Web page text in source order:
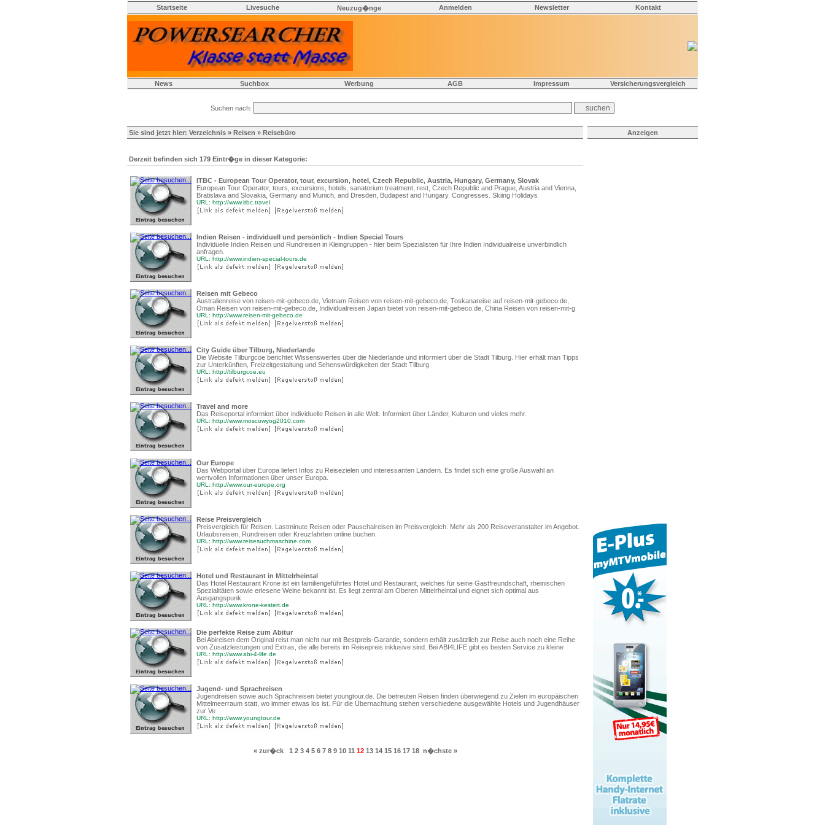
Startseite Livesuche Neuzug�nge Anmelden Newsletter Kontakt
News Suchbox Werbung AGB Impressum Versicherungsvergleich
Suchen nach:
Sie sind jetzt hier: Verzeichnis » Reisen » Reisebüro
Derzeit befinden sich 179 Eintr�ge in dieser Kategorie:
ITBC - European Tour Operator, tour, excursion, hotel, Czech Republic, Austria, Hungary, Germany, Slovak
European Tour Operator, tours, excursions, hotels, sanatorium treatment, rest, Czech Republic and Prague, Austria and Vienna,
Bratislava and Slovakia, Germany and Munich, and Dresden, Budapest and Hungary. Congresses. Skiing Holidays
URL: http://www.itbc.travel
Indien Reisen - individuell und persönlich - Indien Special Tours
Individuelle Indien Reisen und Rundreisen in Kleingruppen - hier beim Spezialisten für Ihre Indien Individualreise unverbindlich
anfragen.
URL: http://www.indien-special-tours.de
Reisen mit Gebeco
Australienreise von reisen-mit-gebeco.de, Vietnam Reisen von reisen-mit-gebeco.de, Toskanareise auf reisen-mit-gebeco.de,
Oman Reisen von reisen-mit-gebeco.de, Individualreisen Japan bietet von reisen-mit-gebeco.de, China Reisen von reisen-mit-g
URL: http://www.reisen-mit-gebeco.de
City Guide über Tilburg, Niederlande
Die Website Tilburgcoe berichtet Wissenswertes über die Niederlande und informiert über die Stadt Tilburg. Hier erhält man Tipps
zur Unterkünften, Freizeitgestaltung und Sehenswürdigkeiten der Stadt Tilburg
URL: http://tilburgcoe.eu
Travel and more
Das Reiseportal informiert über individuelle Reisen in alle Welt. Informiert über Länder, Kulturen und vieles mehr.
URL: http://www.moscowyog2010.com
Our Europe
Das Webportal über Europa liefert Infos zu Reisezielen und interessanten Ländern. Es findet sich eine große Auswahl an
wertvollen Informationen über unser Europa.
URL: http://www.our-europe.org
Reise Preisvergleich
Preisvergleich für Reisen. Lastminute Reisen oder Pauschalreisen im Preisvergleich. Mehr als 200 Reiseveranstalter im Angebot.
Urlaubsreisen, Rundreisen oder Kreuzfahrten online buchen.
URL: http://www.reisesuchmaschine.com
Hotel und Restaurant in Mittelrheintal
Das Hotel Restaurant Krone ist ein familiengeführtes Hotel und Restaurant, welches für seine Gastfreundschaft, rheinischen
Spezialitäten sowie erlesene Weine bekannt ist. Es liegt zentral am Oberen Mittelrheintal und eignet sich optimal aus
Ausgangspunk
URL: http://www.krone-kestert.de
Die perfekte Reise zum Abitur
Bei Abireisen dem Original reist man nicht nur mit Bestpreis-Garantie, sondern erhält zusätzlich zur Reise auch noch eine Reihe
von Zusatzleistungen und Extras, die alle bereits im Reisepreis inklusive sind. Bei ABI4LIFE gibt es besten Service zu kleine
URL: http://www.abi-4-life.de
Jugend- und Sprachreisen
Jugendreisen sowie auch Sprachreisen bietet youngtour.de. Die betreuten Reisen finden überwiegend zu Zielen im europäischen
Mittelmeerraum statt, wo immer etwas los ist. Für die Übernachtung stehen verschiedene ausgewählte Hotels und Jugendhäuser
zur Ve
URL: http://www.youngtour.de
« zur�ck 1 2 3 4 5 6 7 8 9 10 11 12 13 14 15 16 17 18 n�chste »
Anzeigen